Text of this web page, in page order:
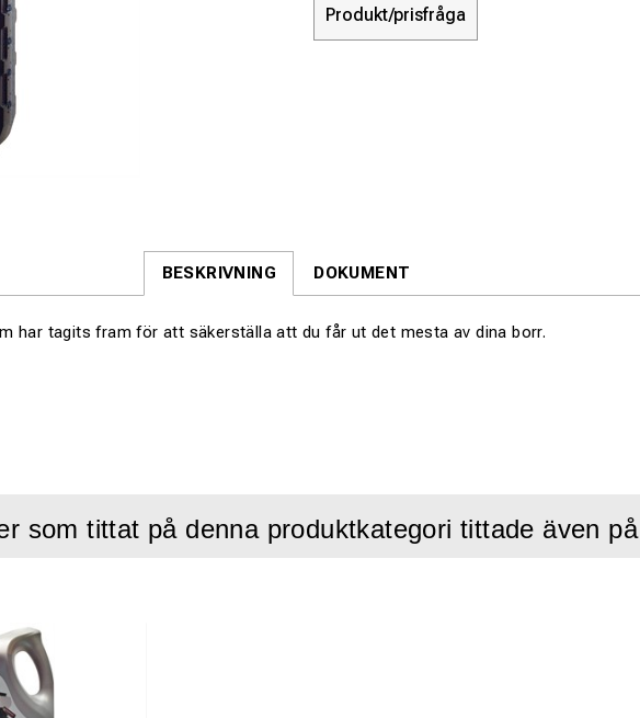
Produkt/prisfråga
BESKRIVNING DOKUMENT
har tagits fram för att säkerställa att du får ut det mesta av dina borr.
som tittat på denna produktkategori tittade även på